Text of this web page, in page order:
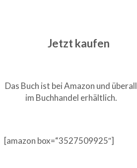
Jetzt kaufen
Das Buch ist bei Amazon und überall
im Buchhandel erhältlich.
[amazon box=“3527509925″]